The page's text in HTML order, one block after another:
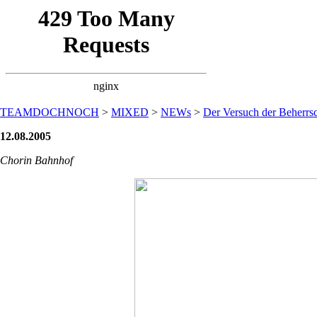
TEAMDOCHNOCH > MIXED > NEWs > Der Versuch der
12.08.2005
Chorin Bahnhof